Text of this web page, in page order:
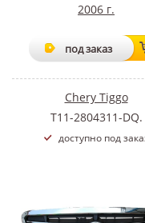
2006 г.
под заказ
Chery Tiggo
T11-2804311-DQ.
доступно под